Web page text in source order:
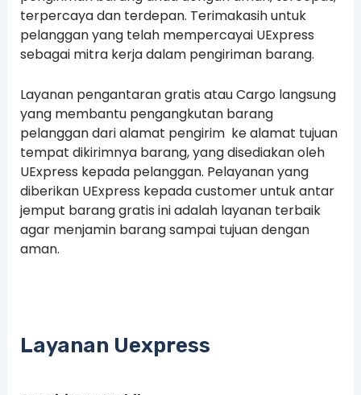
terpercaya dan terdepan. Terimakasih untuk
pelanggan yang telah mempercayai UExpress
sebagai mitra kerja dalam pengiriman barang.
Layanan pengantaran gratis atau Cargo langsung
yang membantu pengangkutan barang
pelanggan dari alamat pengirim ke alamat tujuan
tempat dikirimnya barang, yang disediakan oleh
UExpress kepada pelanggan. Pelayanan yang
diberikan UExpress kepada customer untuk antar
jemput barang gratis ini adalah layanan terbaik
agar menjamin barang sampai tujuan dengan
aman.
Layanan Uexpress